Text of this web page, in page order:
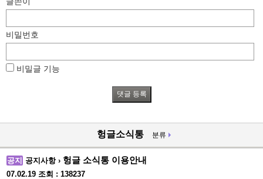
비밀번호
비밀글 기능
헝글소식통 분류
공지 공지사항 › 헝글 소식통 이용안내
07.02.19 조회 : 138237